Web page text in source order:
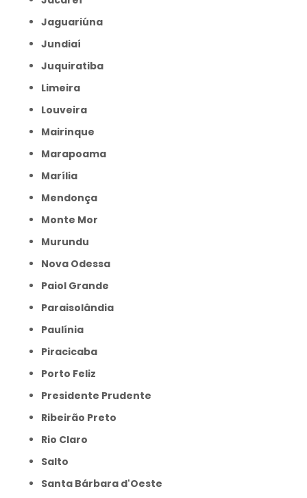
Jaguariúna
Jundiaí
Juquiratiba
Limeira
Louveira
Mairinque
Marapoama
Marília
Mendonça
Monte Mor
Murundu
Nova Odessa
Paiol Grande
Paraisolândia
Paulínia
Piracicaba
Porto Feliz
Presidente Prudente
Ribeirão Preto
Rio Claro
Salto
Santa Bárbara d'Oeste